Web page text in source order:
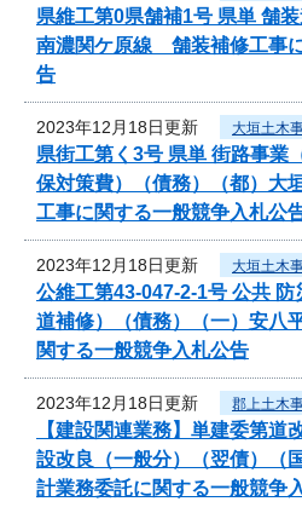
県維工第0県舗補1号 県単 舗
南濃関ケ原線 舗装補修工事
告
2023年12月18日更新 大垣土木
県街工第く3号 県単 街路事業
保対策費）（債務）（都）大
工事に関する一般競争入札公
2023年12月18日更新 大垣土木
公維工第43-047-2-1号 公共
道補修）（債務）（一）安
関する一般競争入札公告
2023年12月18日更新 郡上土木
【建設関連業務】単建委第道
設改良（一般分）（翌債）
計業務委託に関する一般競争